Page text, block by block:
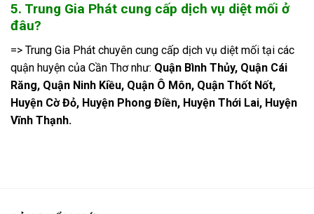
5. Trung Gia Phát cung cấp dịch vụ diệt mối ở
đâu?
=> Trung Gia Phát chuyên cung cấp dịch vụ diệt mối tại các
quận huyện của Cần Thơ như: Quận Bình Thủy, Quận Cái
Răng, Quận Ninh Kiều, Quận Ô Môn, Quận Thốt Nốt,
Huyện Cờ Đỏ, Huyện Phong Điền, Huyện Thới Lai, Huyện
Vĩnh Thạnh.